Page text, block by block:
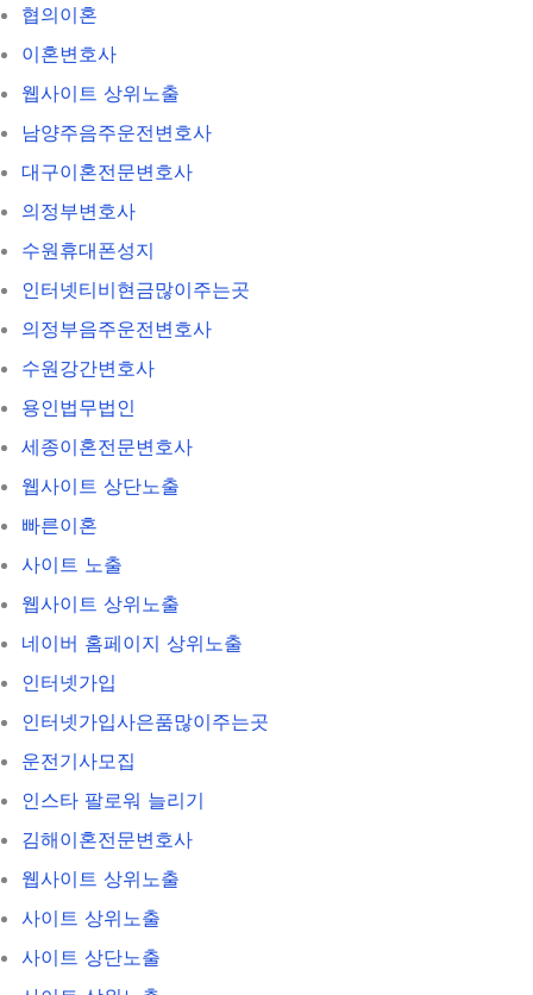
협의이혼
이혼변호사
웹사이트 상위노출
남양주음주운전변호사
대구이혼전문변호사
의정부변호사
수원휴대폰성지
인터넷티비현금많이주는곳
의정부음주운전변호사
수원강간변호사
용인법무법인
세종이혼전문변호사
웹사이트 상단노출
빠른이혼
사이트 노출
웹사이트 상위노출
네이버 홈페이지 상위노출
인터넷가입
인터넷가입사은품많이주는곳
운전기사모집
인스타 팔로워 늘리기
김해이혼전문변호사
웹사이트 상위노출
사이트 상위노출
사이트 상단노출